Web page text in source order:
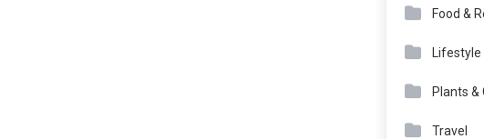
Food &
Lifestyle
Plants &
Travel